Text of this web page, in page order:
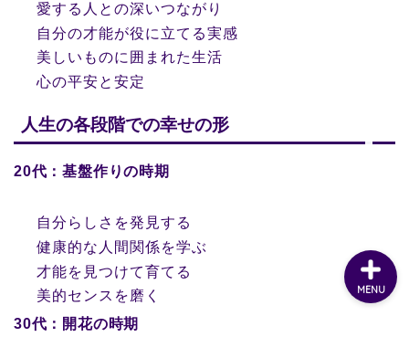
愛する人との深いつながり
自分の才能が役に立てる実感
美しいものに囲まれた生活
心の平安と安定
人生の各段階での幸せの形
20代：基盤作りの時期
自分らしさを発見する
健康的な人間関係を学ぶ
才能を見つけて育てる
美的センスを磨く
30代：開花の時期
MENU